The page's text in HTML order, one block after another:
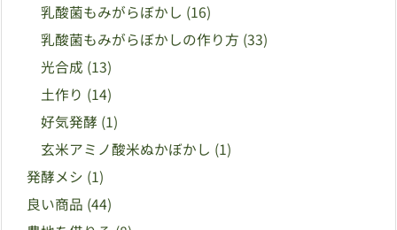
乳酸菌もみがらぼかし (16)
乳酸菌もみがらぼかしの作り方 (33)
光合成 (13)
土作り (14)
好気発酵 (1)
玄米アミノ酸米ぬかぼかし (1)
発酵メシ (1)
良い商品 (44)